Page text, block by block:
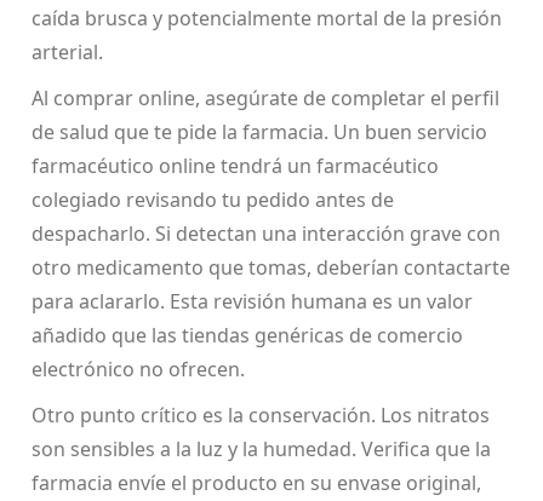
caída brusca y potencialmente mortal de la presión
arterial.
Al comprar online, asegúrate de completar el perfil
de salud que te pide la farmacia. Un buen servicio
farmacéutico online tendrá un farmacéutico
colegiado revisando tu pedido antes de
despacharlo. Si detectan una interacción grave con
otro medicamento que tomas, deberían contactarte
para aclararlo. Esta revisión humana es un valor
añadido que las tiendas genéricas de comercio
electrónico no ofrecen.
Otro punto crítico es la conservación. Los nitratos
son sensibles a la luz y la humedad. Verifica que la
farmacia envíe el producto en su envase original,